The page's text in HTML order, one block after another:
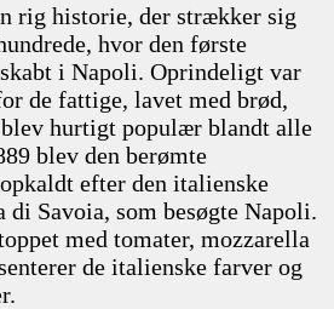
rig historie, der strækker sig
hvor den første
i Napoli. Oprindeligt var
de fattige, lavet med brød,
hurtigt populær blandt alle
blev den berømte
efter den italienske
Savoia, som besøgte Napoli.
med tomater, mozzarella
de italienske farver og